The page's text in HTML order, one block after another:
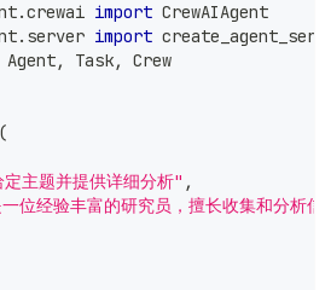
.crewai import CrewAIAgent
. server import
Agent, Task, Crew
(
主题并提供详细分析" ,
位经验丰富的研究员，擅长收集和分析信